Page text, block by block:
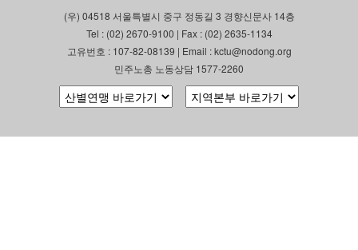
(우) 04518 서울특별시 중구 정동길 3 경향신문사 14층
Tel : (02) 2670-9100 | Fax : (02) 2635-1134
고유번호 : 107-82-08139 | Email : kctu@nodong.org
민주노총 노동상담 1577-2260